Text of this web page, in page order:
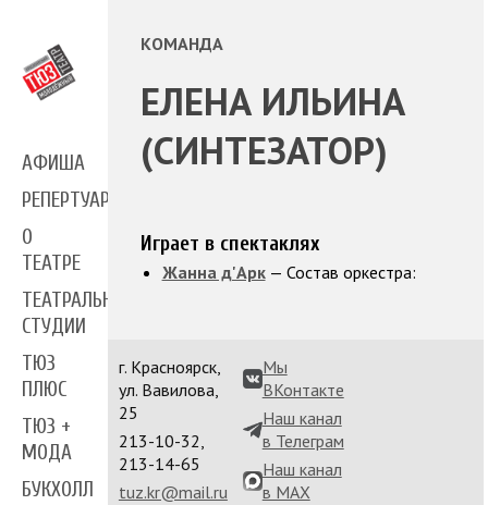
АФИША
РЕПЕРТУАР
О
ТЕАТРЕ
ТЕАТРАЛЬНЫЕ
СТУДИИ
ТЮЗ
ПЛЮС
ТЮЗ +
МОДА
БУКХОЛЛ
КОМАНДА
ЕЛЕНА ИЛЬИНА
(СИНТЕЗАТОР)
Играет в спектаклях
Жанна д'Арк— Состав оркестра:
г. Красноярск,
ул. Вавилова,
25
213-10-32,
213-14-65
tuz.kr@mail.ru
Мы
ВКонтакте
Наш канал
в Телеграм
Наш канал
в MAX